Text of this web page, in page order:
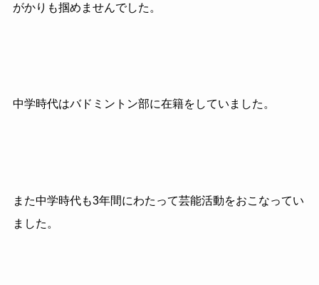
がかりも掴めませんでした。
中学時代はバドミントン部に在籍をしていました。
また中学時代も3年間にわたって芸能活動をおこなってい
ました。